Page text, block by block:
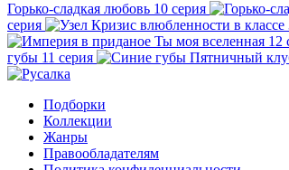
Горько-сладкая любовь 10 серия
серия
Кризис влюбленности в классе
Ты моя вселенная 12
губы 11 серия Пятничный
Подборки
Коллекции
Жанры
Правообладателям